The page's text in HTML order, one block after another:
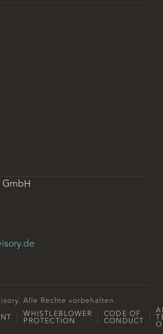
Alle Rechte vorbehalten.
WHISTLEBLOWER
PROTECTION
CODE OF
CONDUCT